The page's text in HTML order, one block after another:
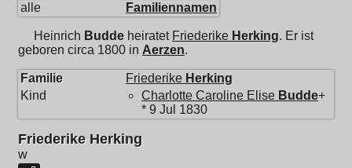
alle Familiennamen
Heinrich Budde heiratet Friederike Herking. Er ist
geboren circa 1800 in Aerzen.
Familie Friederike Herking
Kind
Charlotte Caroline Elise Budde+
* 9 Jul 1830
Friederike Herking
w